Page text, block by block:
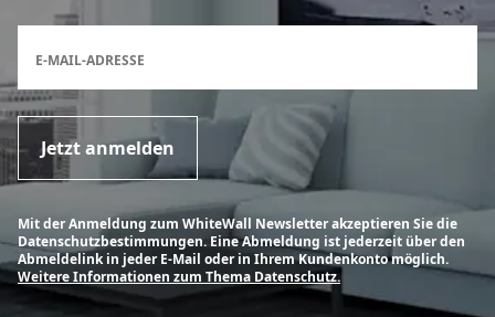
E-MAIL-ADRESSE
Jetzt anmelden
Mit der Anmeldung zum WhiteWall Newsletter akzeptieren Sie die
Datenschutzbestimmungen. Eine Abmeldung ist jederzeit über den
Abmeldelink in jeder E-Mail oder in Ihrem Kundenkonto möglich.
Weitere Informationen zum Thema Datenschutz.